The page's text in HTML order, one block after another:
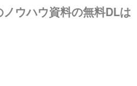
ノウハウ資料の無料DLは